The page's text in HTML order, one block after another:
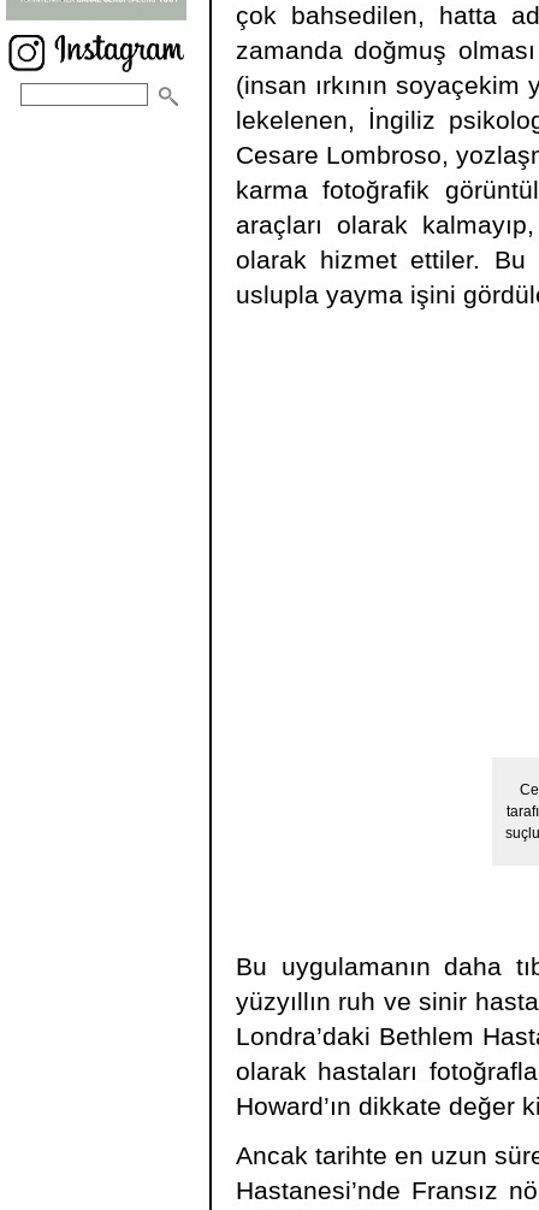
çok bahsedilen, hatta
zamanda doğmuş
(insan ırkının soyaçekim
lekelenen, İngiliz
Cesare Lombroso,
karma fotoğrafik
araçları olarak
olarak hizmet ettiler. Bu
uslupla yayma işini
Bu uygulamanın daha
yüzyıllın ruh ve sinir
Londra’daki Bethlem
olarak hastaları
Howard’ın dikkate değer
Ancak tarihte en uzun
Hastanesi’nde Fransız